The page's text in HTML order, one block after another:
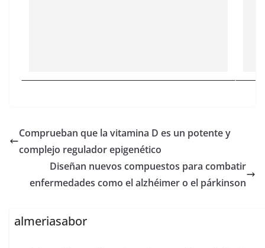
Comprueban que la vitamina D es un potente y
complejo regulador epigenético
Diseñan nuevos compuestos para combatir
enfermedades como el alzhéimer o el párkinson
almeriasabor